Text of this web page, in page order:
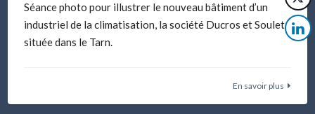
Séance photo pour illustrer le nouveau bâtiment d’un
industriel de la climatisation, la société Ducros et Soulet,
située dans le Tarn.
En savoir plus